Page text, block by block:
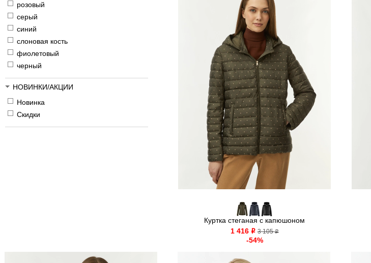
розовый
серый
синий
слоновая кость
фиолетовый
черный
НОВИНКИ/АКЦИИ
Новинка
Скидки
Куртка стеганая с капюшоном
1 416 o 3 105o
-54%